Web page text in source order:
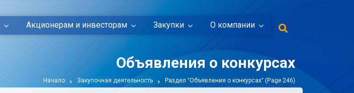
Акционерам и инвесторам Закупки О компании
Объявления о конкурсах
Начало Закупочная деятельность Раздел "Объявления о конкурсах" (Page 246)